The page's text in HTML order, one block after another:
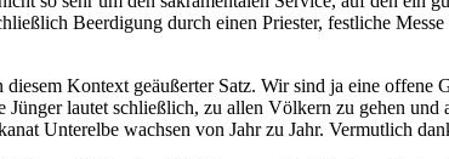
Beerdigung durch einen Priester, festliche
Kontext geäußerter Satz. Wir sind ja eine
Jünger lautet schließlich, zu allen Völkern zu gehen
Unterelbe wachsen von Jahr zu Jahr. Vermutlich